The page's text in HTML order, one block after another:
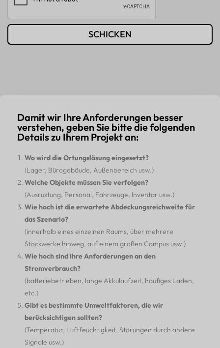
SCHICKEN
Damit wir Ihre Anforderungen besser
verstehen, geben Sie bitte die folgenden
Details zu Ihrem Projekt an:
Wo wird die Ortungslösung eingesetzt?
(Lager, Bürogebäude, Außenbereich usw.)
Welche Objekte müssen Sie verfolgen?
(Ausrüstung, Personal, Fahrzeuge, Inventar usw.)
Wie hoch ist die erwartete Abdeckungsreichweite für
das Szenario?
(innerhalb eines einzelnen Raums, über mehrere
Stockwerke hinweg, auf einem großen Campus usw.)
Wie hoch sind Ihre Anforderungen an den
Stromverbrauch?
(batteriebetrieben, lange Akkulaufzeit, häufiges Laden,
etc.)
Gibt es bestimmte Umweltfaktoren, die wir
berücksichtigen sollten?
(Temperatur, Luftfeuchtigkeit, Störungen durch andere
Signale usw.)